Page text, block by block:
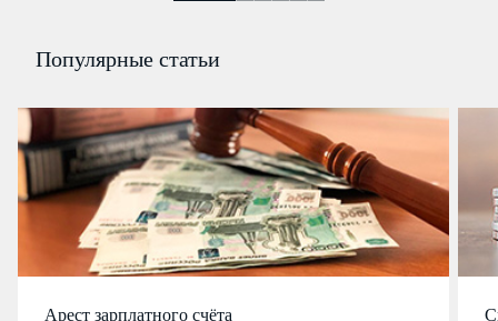
Популярные статьи
Арест зарплатного счёта